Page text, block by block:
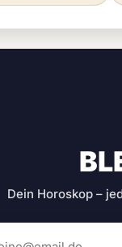
Dein Horoskop –